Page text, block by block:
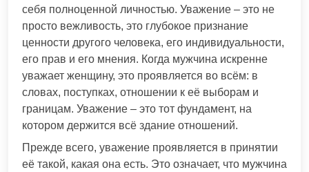
себя полноценной личностью. Уважение – это не
просто вежливость, это глубокое признание
ценности другого человека, его индивидуальности,
его прав и его мнения. Когда мужчина искренне
уважает женщину, это проявляется во всём: в
словах, поступках, отношении к её выборам и
границам. Уважение – это тот фундамент, на
котором держится всё здание отношений.
Прежде всего, уважение проявляется в принятии
её такой, какая она есть. Это означает, что мужчина